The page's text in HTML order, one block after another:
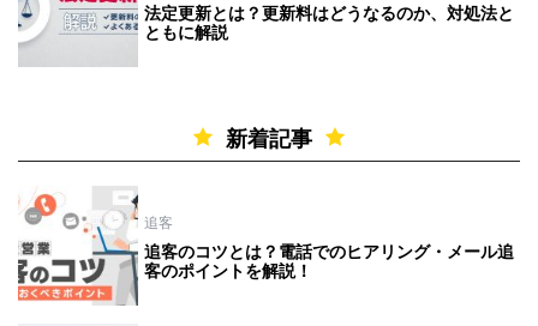
法定更新とは？更新料はどうなるのか、対処法と
ともに解説
新着記事
追客
追客のコツとは？電話でのヒアリング・メール追
客のポイントを解説！